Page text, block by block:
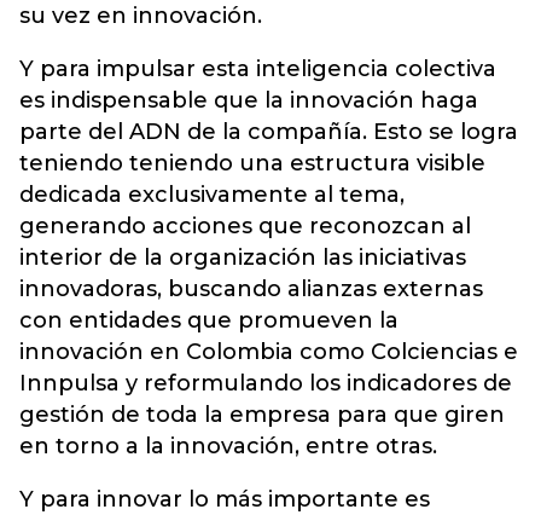
su vez en innovación.
Y para impulsar esta inteligencia colectiva
es indispensable que la innovación haga
parte del ADN de la compañía. Esto se logra
teniendo teniendo una estructura visible
dedicada exclusivamente al tema,
generando acciones que reconozcan al
interior de la organización las iniciativas
innovadoras, buscando alianzas externas
con entidades que promueven la
innovación en Colombia como Colciencias e
Innpulsa y reformulando los indicadores de
gestión de toda la empresa para que giren
en torno a la innovación, entre otras.
Y para innovar lo más importante es